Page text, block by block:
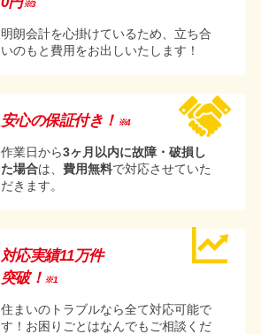
※3
明朗会計を心掛けているため、立ち合
いのもと費用をお出しいたします！
安心の保証付き！ ※4
作業日から3ヶ月以内に故障・破損し
た場合は、 費用無料で対応させていた
だきます。
対応実績11万件
突破！ ※1
住まいのトラブルなら全て対応可能で
す！お困りごとはなんでもご相談くだ